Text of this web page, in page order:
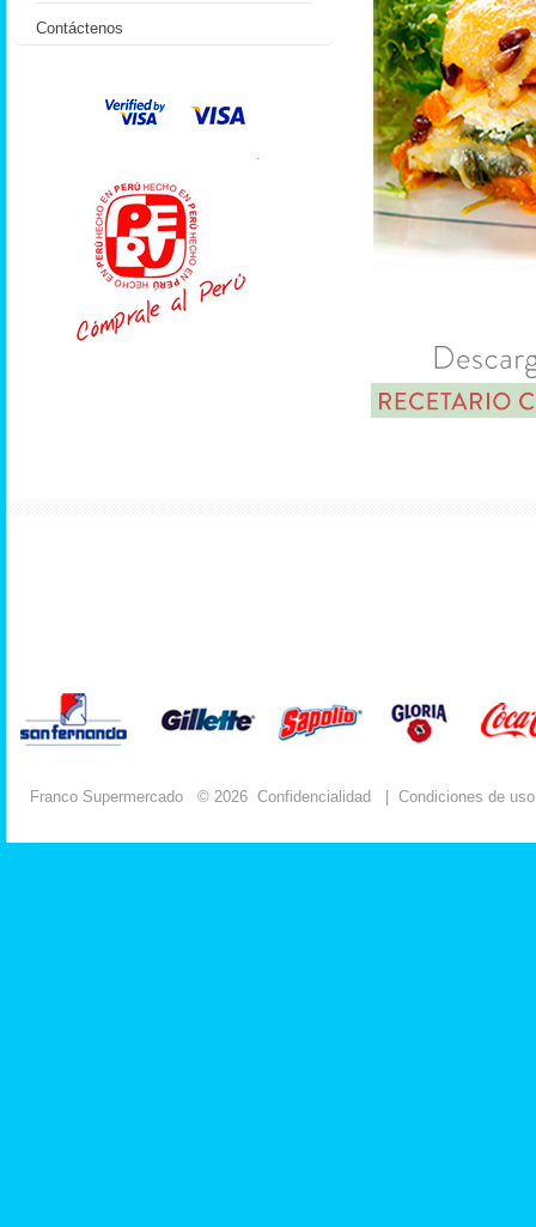
Contáctenos
.
Franco Supermercado © 2026 Confidencialidad Condiciones de uso